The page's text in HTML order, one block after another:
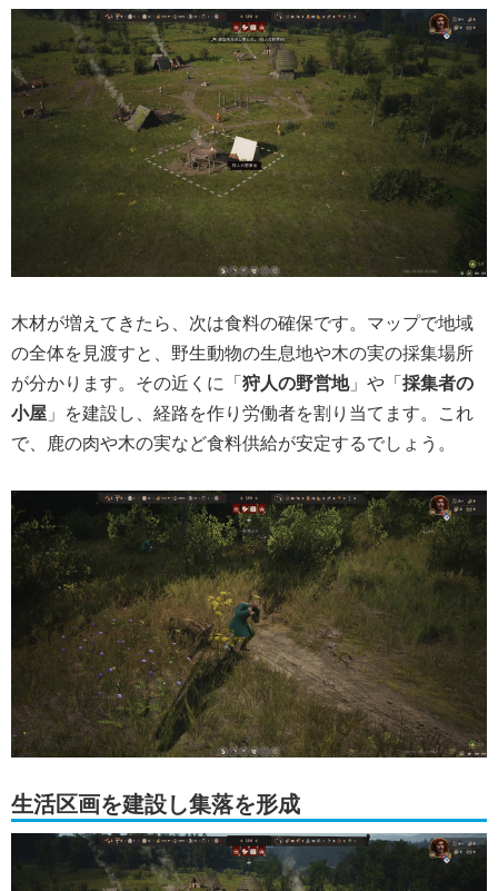
木材が増えてきたら、次は食料の確保です。マップで地域
の全体を見渡すと、野生動物の生息地や木の実の採集場所
が分かります。その近くに「狩人の野営地」や「採集者の
小屋 」を建設し、経路を作り労働者を割り当てます。これ
で、鹿の肉や木の実など食料供給が安定するでしょう。
生活区画を建設し集落を形成